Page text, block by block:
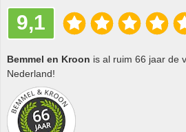
9,1
Bemmel en Kroon is al ruim 66 jaar de
Nederland!